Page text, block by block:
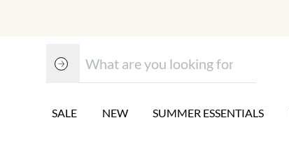
SALE NEW SUMMER ESSENTIALS